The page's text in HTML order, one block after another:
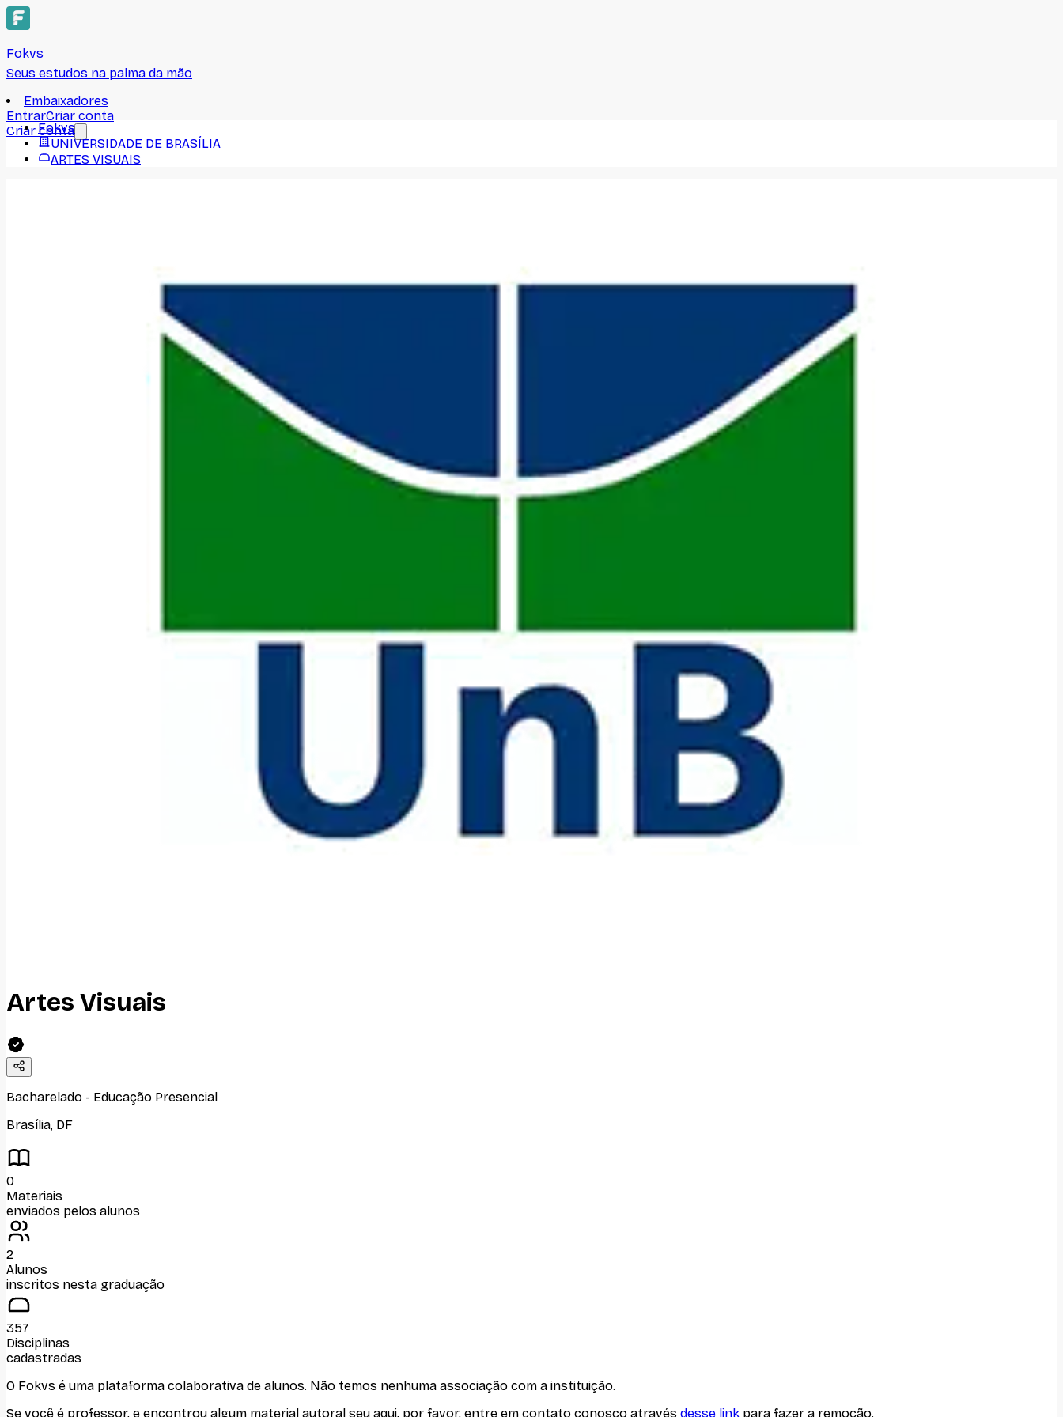
Fokvs
Seus estudos na palma da mão
Embaixadores
EntrarCriar conta
Criar conta
Fokvs
UNIVERSIDADE DE BRASÍLIA
ARTES VISUAIS
Artes Visuais
Bacharelado - Educação Presencial
Brasília, DF
0
Materiais
enviados pelos alunos
2
Alunos
inscritos nesta graduação
357
Disciplinas
cadastradas
O Fokvs é uma plataforma colaborativa de alunos. Não temos nenhuma associação com a instituição.
Se você é professor, e encontrou algum material autoral seu aqui, por favor, entre em contato conosco através desse link para fazer a remoção.